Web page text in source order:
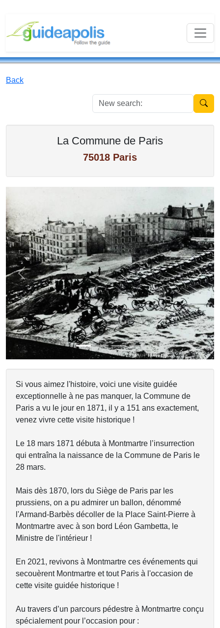
Back
New
La Commune de Paris
75018 Paris
Previous Next
Si vous aimez l'histoire, voici une visite guidée
exceptionnelle à ne pas manquer, la Commune de
Paris a vu le jour en 1871, il y a 151 ans exactement,
venez vivre cette visite historique !
Le 18 mars 1871 débuta à Montmartre l’insurrection
qui entraîna la naissance de la Commune de Paris le
28 mars.
Mais dès 1870, lors du Siège de Paris par les
prussiens, on a pu admirer un ballon, dénommé
l'Armand-Barbès décoller de la Place Saint-Pierre à
Montmartre avec à son bord Léon Gambetta, le
Ministre de l'intérieur !
En 2021, revivons à Montmartre ces événements qui
secouèrent Montmartre et tout Paris à l'occasion de
cette visite guidée historique !
Au travers d’un parcours pédestre à Montmartre conçu
spécialement pour l’occasion pour :